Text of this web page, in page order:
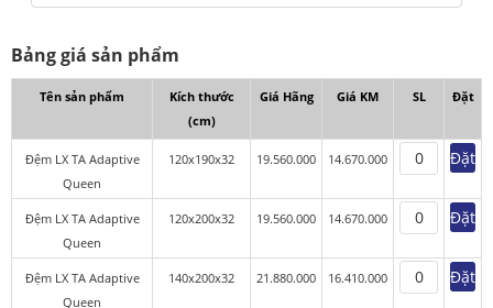
Bảng giá sản phẩm
Tên sản phẩm
Kích thước
(cm)
Giá Hãng Giá KM SL Đặt
Đệm LX TA Adaptive
Queen
120x190x32 19.560.000 14.670.000 Đặt
Đệm LX TA Adaptive
Queen
120x200x32 19.560.000 14.670.000 Đặt
Đệm LX TA Adaptive
Queen
140x200x32 21.880.000 16.410.000 Đặt